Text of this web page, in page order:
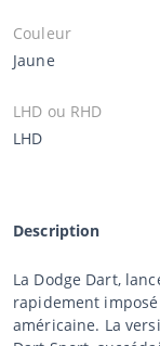
Couleur
Jaune
LHD ou RHD
LHD
Description
La Dodge Dart,
rapidement
américaine. La